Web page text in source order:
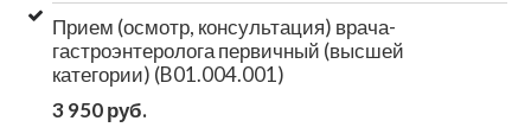
Прием (осмотр, консультация) врача-
гастроэнтеролога первичный (высшей
категории) (B01.004.001)
3 950 руб.